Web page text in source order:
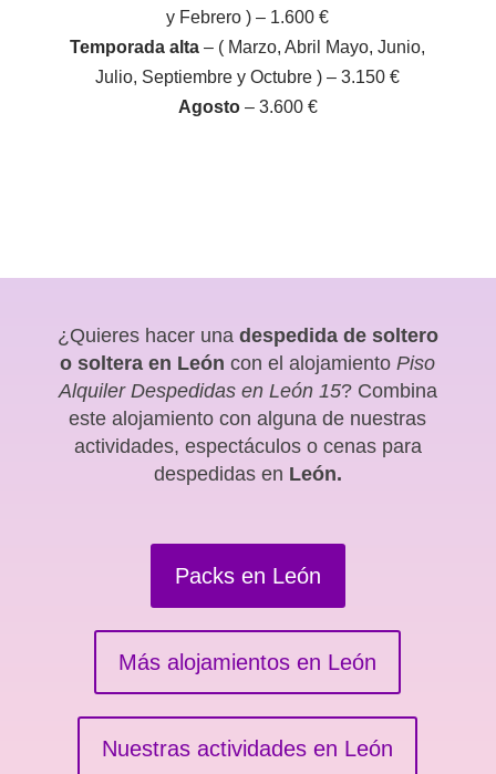
y Febrero ) – 1.600 €
Temporada alta – ( Marzo, Abril Mayo, Junio,
Julio, Septiembre y Octubre ) – 3.150 €
Agosto– 3.600 €
¿Quieres hacer una despedida de soltero
o soltera en León con el alojamientoPiso
Alquiler Despedidas en León 15? Combina
este alojamiento con alguna de nuestras
actividades, espectáculos o cenas para
despedidas en León.
Packs en León
Más alojamientos en León
Nuestras actividades en León